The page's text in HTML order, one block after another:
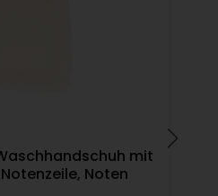
mit
Noten